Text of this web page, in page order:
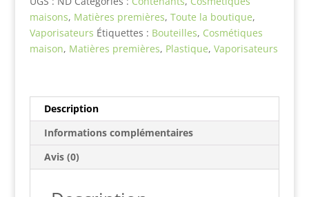
transparentes
vaporisateur
maisons, Matières premières, Toute la boutique,
Vaporisateurs Étiquettes : Bouteilles, Cosmétiques
maison, Matières premières, Plastique, Vaporisateurs
Description
Informations complémentaires
Avis (0)